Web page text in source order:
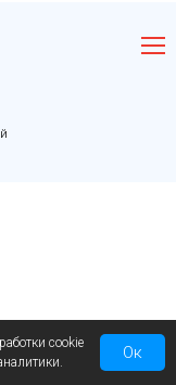
cookie
Ок